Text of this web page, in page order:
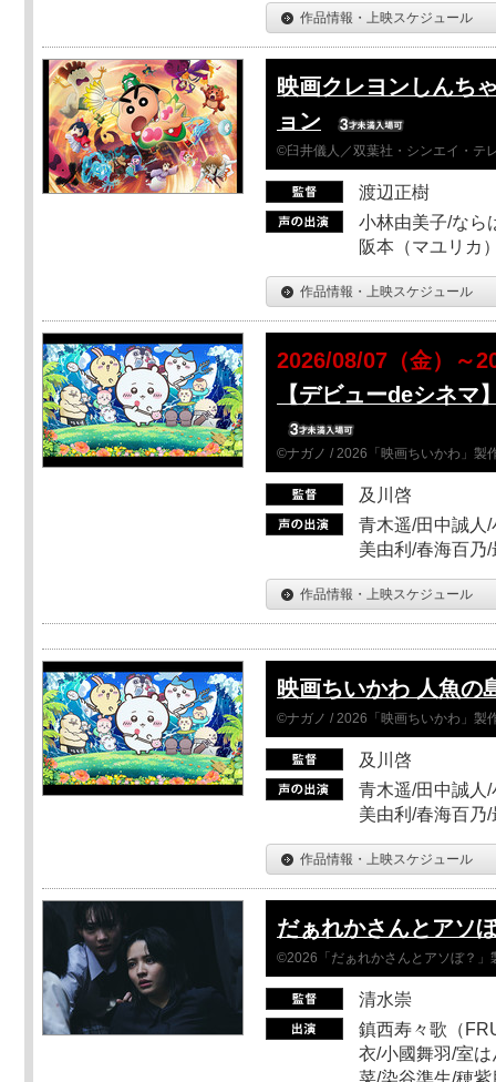
作品情報・上映スケジュール
映画クレヨンしんち
ョン
©臼井儀人／双葉社・シンエイ・テ
渡辺正樹
小林由美子/なら
阪本（マユリカ
作品情報・上映スケジュール
2026/08/07（金）～
【デビューdeシネマ
©ナガノ / 2026「映画ちいかわ」製
及川啓
青木遥/田中誠人
美由利/春海百乃
作品情報・上映スケジュール
映画ちいかわ 人魚の
©ナガノ / 2026「映画ちいかわ」製
及川啓
青木遥/田中誠人
美由利/春海百乃
作品情報・上映スケジュール
だぁれかさんとアソ
©2026「だぁれかさんとアソぼ？」
清水崇
鎮西寿々歌（
衣/小國舞羽/室
菜/染谷準生/穂